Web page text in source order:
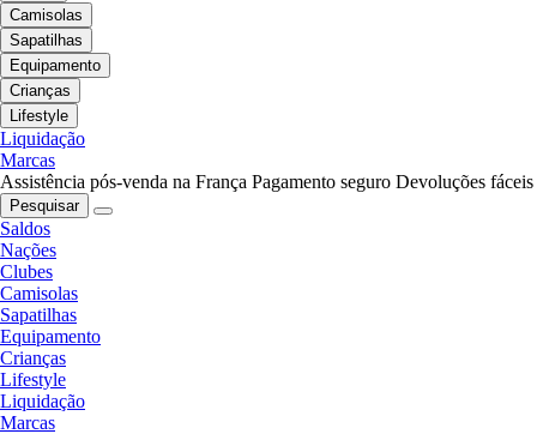
Camisolas
Sapatilhas
Equipamento
Crianças
Lifestyle
Liquidação
Marcas
Assistência pós-venda na França Pagamento seguro Devoluções fáceis
Pesquisar
Saldos
Nações
Clubes
Camisolas
Sapatilhas
Equipamento
Crianças
Lifestyle
Liquidação
Marcas